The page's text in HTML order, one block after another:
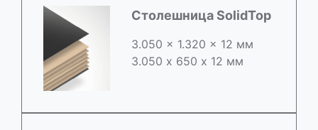
Столешница SolidTop
3.050 x 1.320 x 12 мм
3.050 х 650 х 12 мм